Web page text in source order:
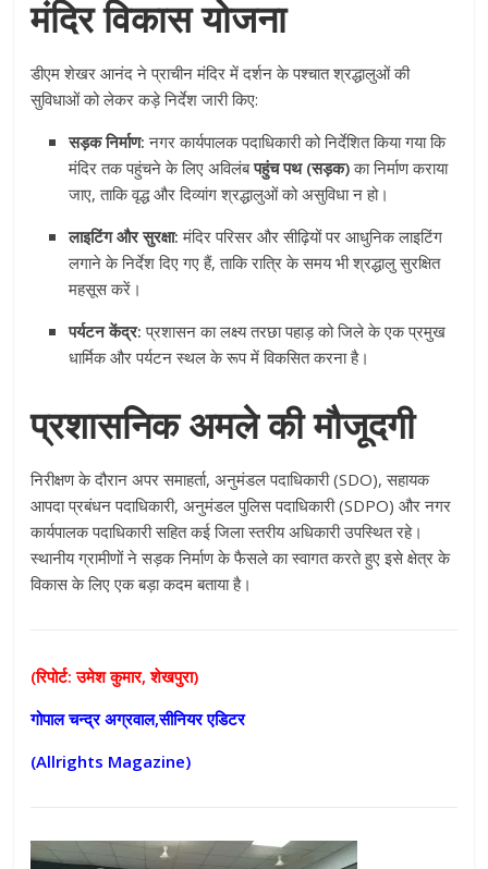
मंदिर विकास योजना
डीएम शेखर आनंद ने प्राचीन मंदिर में दर्शन के पश्चात श्रद्धालुओं की
सुविधाओं को लेकर कड़े निर्देश जारी किए:
सड़क निर्माण: नगर कार्यपालक पदाधिकारी को निर्देशित किया गया कि
मंदिर तक पहुंचने के लिए अविलंबपहुंच पथ (सड़क)का निर्माण कराया
जाए, ताकि वृद्ध और दिव्यांग श्रद्धालुओं को असुविधा न हो।
लाइटिंग और सुरक्षा: मंदिर परिसर और सीढ़ियों पर आधुनिक लाइटिंग
लगाने के निर्देश दिए गए हैं, ताकि रात्रि के समय भी श्रद्धालु सुरक्षित
महसूस करें।
पर्यटन केंद्र: प्रशासन का लक्ष्य तरछा पहाड़ को जिले के एक प्रमुख
धार्मिक और पर्यटन स्थल के रूप में विकसित करना है।
प्रशासनिक अमले की मौजूदगी
निरीक्षण के दौरान अपर समाहर्ता, अनुमंडल पदाधिकारी (SDO), सहायक
आपदा प्रबंधन पदाधिकारी, अनुमंडल पुलिस पदाधिकारी (SDPO) और नगर
कार्यपालक पदाधिकारी सहित कई जिला स्तरीय अधिकारी उपस्थित रहे।
स्थानीय ग्रामीणों ने सड़क निर्माण के फैसले का स्वागत करते हुए इसे क्षेत्र के
विकास के लिए एक बड़ा कदम बताया है।
(रिपोर्ट: उमेश कुमार, शेखपुरा)
गोपाल चन्द्र अग्रवाल,सीनियर एडिटर
(Allrights Magazine)